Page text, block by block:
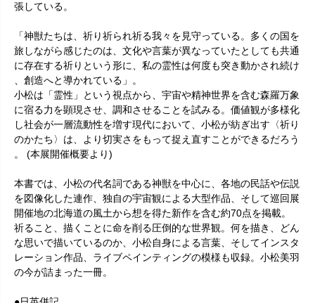
張している。
「神獣たちは、祈り祈られ祈る我々を見守っている。多くの国を
旅しながら感じたのは、文化や言葉が異なっていたとしても共通
に存在する祈りという形に、私の霊性は何度も突き動かされ続け
、創造へと導かれている」。
小松は「霊性」という視点から、宇宙や精神世界を含む森羅万象
に宿る力を顕現させ、調和させることを試みる。価値観が多様化
し社会が一層流動性を増す現代において、小松が紡ぎ出す〈祈り
のかたち〉は、より切実さをもって捉え直すことができるだろう
。 (本展開催概要より)
本書では、小松の代名詞である神獣を中心に、各地の民話や伝説
を図像化した連作、独自の宇宙観による大型作品、そして巡回展
開催地の北海道の風土から想を得た新作を含む約70点を掲載。
祈ること、描くことに命を削る圧倒的な世界観。何を描き、どん
な思いで描いているのか、小松自身による言葉、そしてインスタ
レーション作品、ライブペインティングの模様も収録。小松美羽
の今が詰まった一冊。